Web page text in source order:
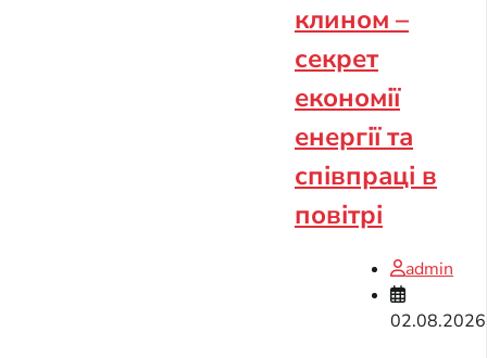
клином –
секрет
економії
енергії та
співпраці в
повітрі
admin
02.08.2026